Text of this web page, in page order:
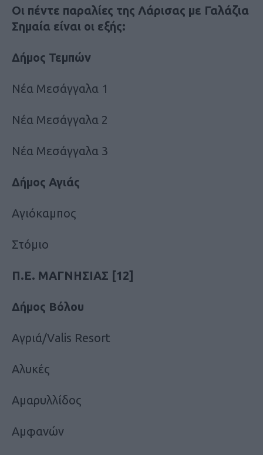
Οι πέντε παραλίες της Λάρισας με Γαλάζια
Σημαία είναι οι εξής:
Δήμος Τεμπών
Νέα Μεσάγγαλα 1
Νέα Μεσάγγαλα 2
Νέα Μεσάγγαλα 3
Δήμος Αγιάς
Αγιόκαμπος
Στόμιο
Π.Ε. ΜΑΓΝΗΣΙΑΣ [12]
Δήμος Βόλου
Αγριά/Valis Resort
Αλυκές
Αμαρυλλίδος
Αμφανών